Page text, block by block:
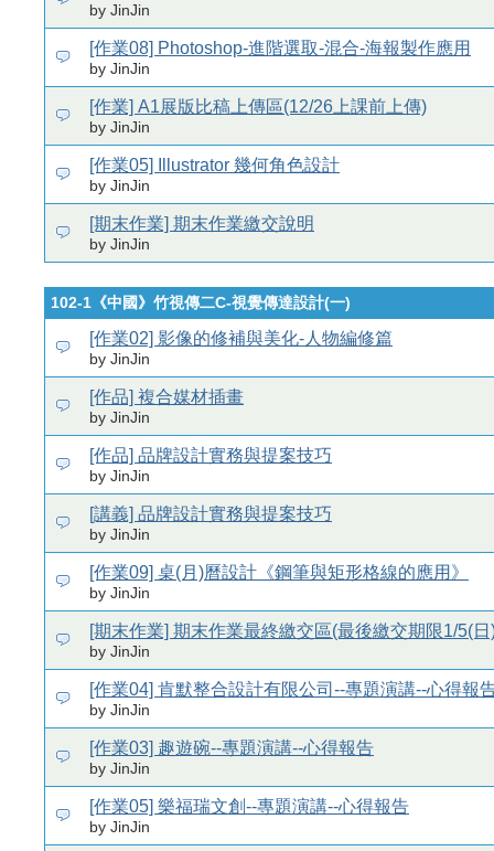
by JinJin
[作業08] Photoshop-進階選取-混合-海報製作應用
by JinJin
[作業] A1展版比稿上傳區(12/26上課前上傳)
by JinJin
[作業05] Illustrator 幾何角色設計
by JinJin
[期末作業] 期末作業繳交說明
by JinJin
102-1《中國》竹視傳二C-視覺傳達設計(一)
[作業02] 影像的修補與美化-人物編修篇
by JinJin
[作品] 複合媒材插畫
by JinJin
[作品] 品牌設計實務與提案技巧
by JinJin
[講義] 品牌設計實務與提案技巧
by JinJin
[作業09] 桌(月)曆設計《鋼筆與矩形格線的應用》
by JinJin
[期末作業] 期末作業最終繳交區(最後繳交期限1/5(日
by JinJin
[作業04] 肯默整合設計有限公司--專題演講--心得報
by JinJin
[作業03] 趣遊碗--專題演講--心得報告
by JinJin
[作業05] 樂福瑞文創--專題演講--心得報告
by JinJin